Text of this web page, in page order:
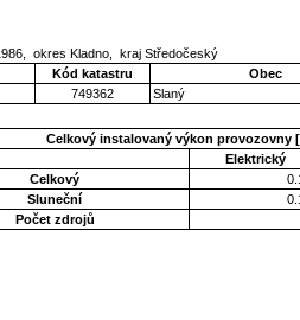
okres Kladno, kraj Středočeský
Kód katastru Obec
749362 Slaný
Celkový instalovaný výkon provozovny
Elektrický
Celkový
Sluneční
Počet zdrojů